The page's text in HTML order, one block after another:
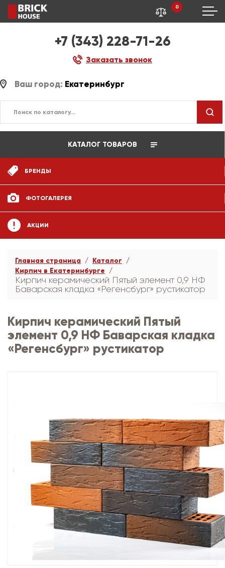
+7 (343) 228-71-26
Заказать звонок
0
Ваш город: Екатеринбург
КАТАЛОГ ТОВАРОВ
БРЕНДЫ
ФОТОГАЛЕРЕЯ
АКЦИИ
Главная страница
Каталог
Кирпич в Екатеринбурге
Кирпич керамический Пятый элемент 0,9 НФ
Баварская кладка «Регенсбург» рустикатор
Кирпич керамический Пятый
элемент 0,9 НФ Баварская кладка
«Регенсбург» рустикатор